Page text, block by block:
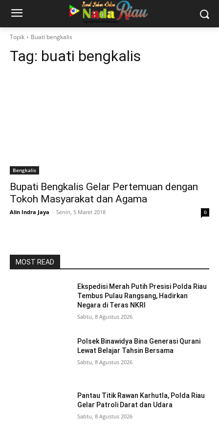
Topik Buati bengkalis
Tag: buati bengkalis
Bengkalis
Bupati Bengkalis Gelar Pertemuan dengan
Tokoh Masyarakat dan Agama
Alin Indra Jaya - Senin, 5 Maret 2018 0
MOST READ
Ekspedisi Merah Putih Presisi Polda Riau
Tembus Pulau Rangsang, Hadirkan
Negara di Teras NKRI
Sabtu, 8 Agustus 2026
Polsek Binawidya Bina Generasi Qurani
Lewat Belajar Tahsin Bersama
Sabtu, 8 Agustus 2026
Pantau Titik Rawan Karhutla, Polda Riau
Gelar Patroli Darat dan Udara
Sabtu, 8 Agustus 2026